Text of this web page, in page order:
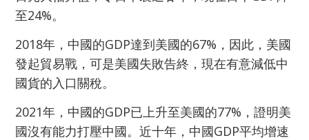
至24%。
2018年，中國的GDP達到美國的67%，因此，美國
發起貿易戰，可是美國失敗告終，現在有意減低中
國貨的入口關稅。
2021年，中國的GDP已上升至美國的77%，證明美
國沒有能力打壓中國。近十年，中國GDP平均增速